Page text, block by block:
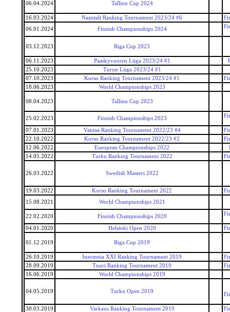
06.04.2024 Tallinn Cup 2024
16.03.2024 Naantali Ranking Tournament 2023/24 #6
06.01.2024
Finnish Championships 2024
03.12.2023 Riga Cup 2023
06.11.2023 Paaskyvuoren Liiga 2023/24 #1
25.10.2023
Turun Liiga 2023/24 #1
07.10.2023
Korso Ranking Tournament 2023/24 #1
18.06.2023
World Championships 2023
08.04.2023 Tallinn Cup 2023
25.02.2023 Finnish Championships 2023
07.01.2023 Vantaa Ranking Tournament 2022/23 #4
22.10.2022
Korso Ranking Tournament 2022/23 #2
12.06.2022
European Championships 2022
14.05.2022
Turku Ranking Tournament 2022
26.03.2022 Swedish Masters 2022
19.03.2022 Korso Ranking Tournament 2022
15.08.2021
World Championships 2021
22.02.2020 Finnish Championships 2020
04.01.2020 Helsinki Open 2020
01.12.2019 Riga Cup 2019
26.10.2019 Insomnia XXI Ranking Tournament 2019
28.09.2019
Tuuri Ranking Tournament 2019
16.06.2019
World Championships 2019
04.05.2019 Turku Open 2019
30.03.2019 Varkaus Ranking Tournament 2019